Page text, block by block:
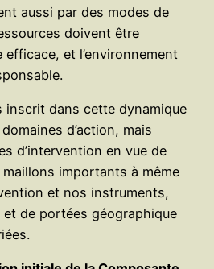
aussi par des modes de
doivent être
efficace, et l’environnement
inscrit dans cette dynamique
d’action, mais
d’intervention en vue de
importants à même
et nos instruments,
et de portées géographique